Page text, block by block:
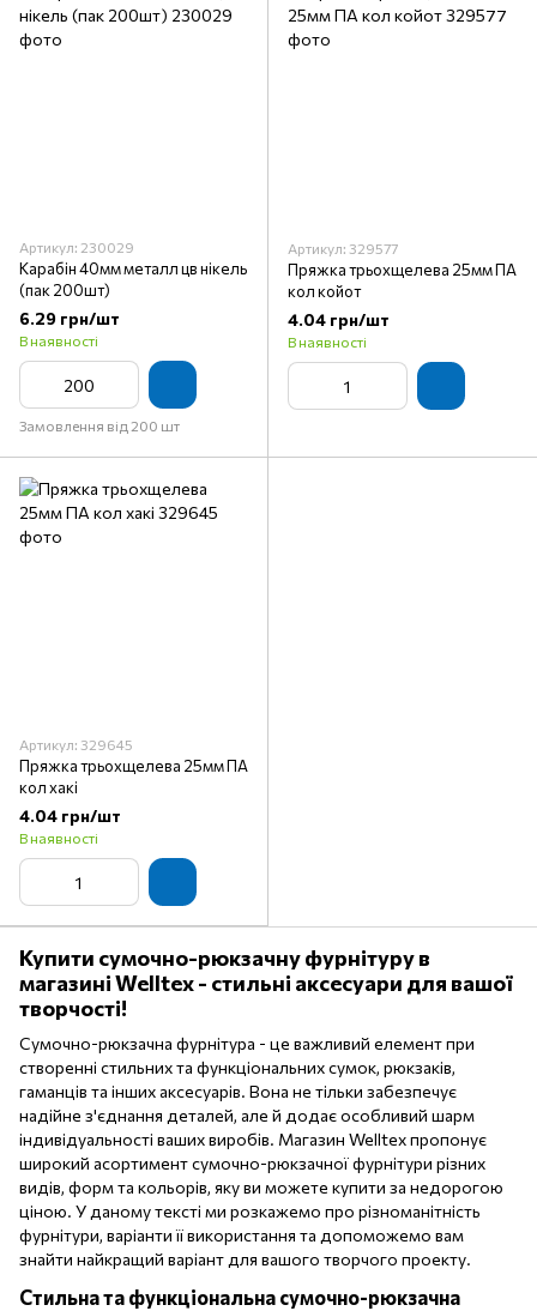
Артикул: 230029
Карабін 40мм металл цв нікель
(пак 200шт)
6.29 грн/шт
В наявності
Замовлення від 200 шт
Артикул: 329577
Пряжка трьохщелева 25мм ПА
кол койот
4.04 грн/шт
В наявності
Артикул: 329645
Пряжка трьохщелева 25мм ПА
кол хакі
4.04 грн/шт
В наявності
Купити сумочно-рюкзачну фурнітуру в
магазині Welltex - стильні аксесуари для вашої
творчості!
Сумочно-рюкзачна фурнітура - це важливий елемент при
створенні стильних та функціональних сумок, рюкзаків,
гаманців та інших аксесуарів. Вона не тільки забезпечує
надійне з'єднання деталей, але й додає особливий шарм
індивідуальності ваших виробів. Магазин Welltex пропонує
широкий асортимент сумочно-рюкзачної фурнітури різних
видів, форм та кольорів, яку ви можете купити за недорогою
ціною. У даному тексті ми розкажемо про різноманітність
фурнітури, варіанти її використання та допоможемо вам
знайти найкращий варіант для вашого творчого проекту.
Стильна та функціональна сумочно-рюкзачна